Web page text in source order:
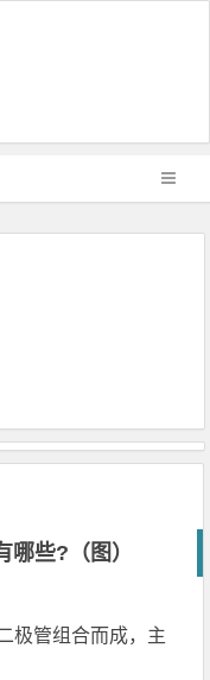
些?（图）
极管组合而成，主